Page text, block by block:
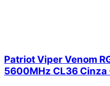
Patriot Viper Venom
5600MHz CL36 Cinza